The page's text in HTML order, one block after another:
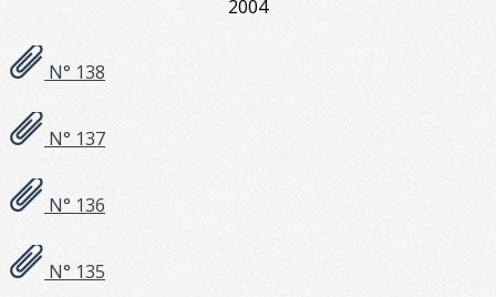
2004
N° 138
N° 137
N° 136
N° 135